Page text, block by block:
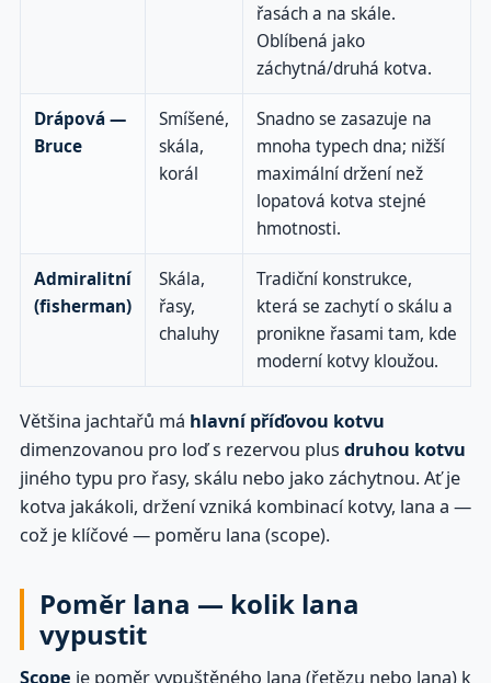
řasách a na skále.
Oblíbená jako
záchytná/druhá kotva.
Drápová —
Bruce
Smíšené,
skála,
korál
Snadno se zasazuje na
mnoha typech dna; nižší
maximální držení než
lopatová kotva stejné
hmotnosti.
Admiralitní
(fisherman)
Skála,
řasy,
chaluhy
Tradiční konstrukce,
která se zachytí o skálu a
pronikne řasami tam, kde
moderní kotvy kloužou.
Většina jachtařů má hlavní příďovou kotvu
dimenzovanou pro loď s rezervou plus druhou kotvu
jiného typu pro řasy, skálu nebo jako záchytnou. Ať je
kotva jakákoli, držení vzniká kombinací kotvy, lana a —
což je klíčové — poměru lana (scope).
Poměr lana — kolik lana
vypustit
Scope je poměr vypuštěného lana (řetězu nebo lana) k